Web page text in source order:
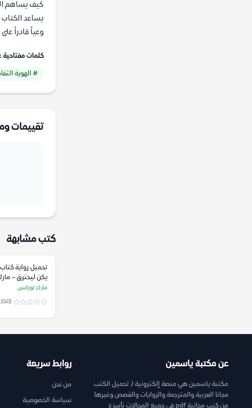
كيف يساهم
يساعد
وعياً قادراً
كلمات مفتاحية
# الهوية
تقييمات
كتب مشابهة
تحميل رواية
يكن ليحترق –
لورانس
مارك لورانس
(0.0)
عن مكتبة ياسمين
مكتبة ياسمين هي منصة إلكترونية لـ تحميل الكتب
مجانا العربية والمترجمة والروايات والقصص وغيرها
من كتب مجانية pdf فى جميع المجالات بأسرع
روابط سريعة
من نحن
سياسة الخصوصية